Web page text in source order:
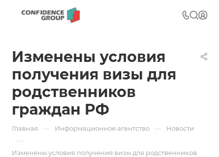
Изменены условия
получения визы для
родственников
граждан РФ
Главная — Информационное агентство — Новости
—
Изменены условия получения визы для родственников